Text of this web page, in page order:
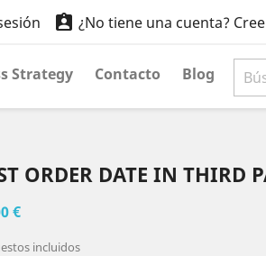
 ¿No tiene una cuenta?
Strategy Contacto Blog
ORDER DATE IN THIRD
€
incluidos